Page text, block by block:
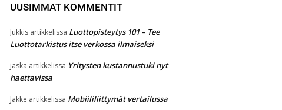
UUSIMMAT KOMMENTIT
Jukkis artikkelissa Luottopisteytys 101 – Tee
Luottotarkistus itse verkossa ilmaiseksi
jaska artikkelissa Yritysten kustannustuki nyt
haettavissa
Jakke artikkelissa Mobiililiittymät vertailussa